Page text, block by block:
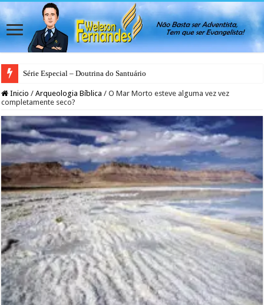
Série Especial – Doutrina do Santuário
Inicio / Arqueologia Bíblica / O Mar Morto esteve alguma vez vez
completamente seco?